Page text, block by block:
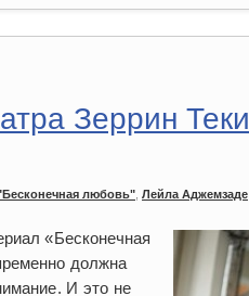
Зеррин
любовь" Лейла Аджемзаде
«Бесконечная
должна
И это не